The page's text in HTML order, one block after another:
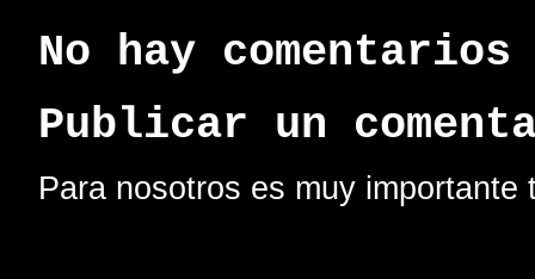
No hay
Publicar un
Para nosotros es muy